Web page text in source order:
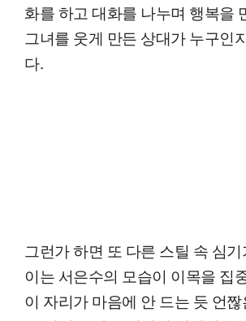
화를 하고 대화를 나누며 행복을
그녀를 웃게 만든 상대가 누구인
다.
그런가 하면 또 다른 스틸 속 심
이는 서은수의 모습이 이목을 집
이 자리가 마음에 안 드는 듯 언